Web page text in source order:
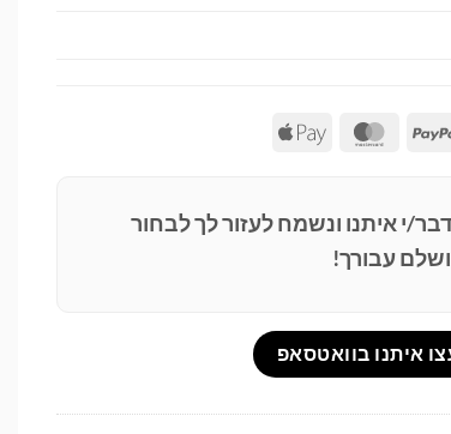
PayPal
MasterCard
Apple
י איתנו ונשמח לעזור לך לבחור
עבורך!
איתנו בוואטסאפ